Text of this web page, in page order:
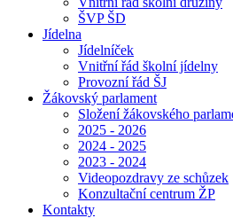
ŠVP ŠD
Jídelna
Jídelníček
Vnitřní řád školní jídelny
Provozní řád ŠJ
Žákovský parlament
Složení žákovského
2025 - 2026
2024 - 2025
2023 - 2024
Videopozdravy ze schůzek
Konzultační centrum ŽP
Kontakty